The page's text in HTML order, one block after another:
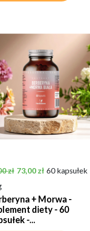
podstawowa
zł Cena
73,00 zł 60 kapsułek
+ Morwa -
diety - 60
-...